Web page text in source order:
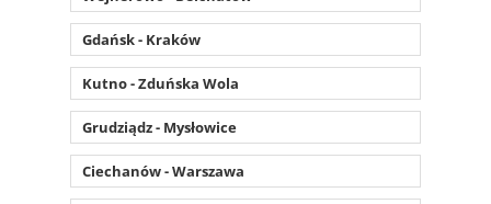
Gdańsk - Kraków
Kutno - Zduńska Wola
Grudziądz - Mysłowice
Ciechanów - Warszawa